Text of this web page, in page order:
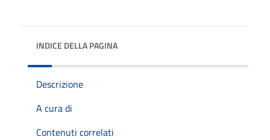
INDICE DELLA PAGINA
Descrizione
A cura di
Contenuti correlati